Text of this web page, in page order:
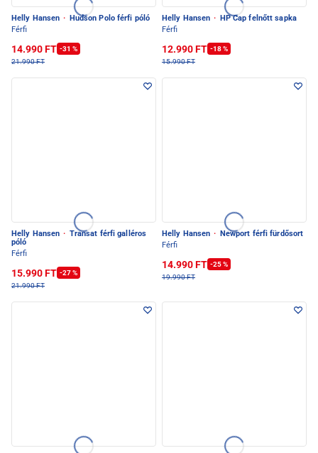
Helly Hansen ·
Hudson Polo férfi póló
Férfi
14.990 FT -31 %
21.990 FT
Helly Hansen ·
HP Cap felnőtt sapka
Férfi
12.990 FT -18 %
15.990 FT
Helly Hansen · Transat férfi galléros
póló
Férfi
15.990 FT -27 %
21.990 FT
Helly Hansen ·
Newport férfi fürdősort
Férfi
14.990 FT -25 %
19.990 FT